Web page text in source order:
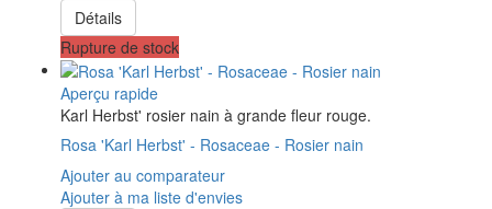
Détails
Rupture de stock
Aperçu rapide
Karl Herbst' rosier nain à grande fleur rouge.
Rosa 'Karl Herbst' - Rosaceae - Rosier nain
Ajouter au comparateur
Ajouter à ma liste d'envies